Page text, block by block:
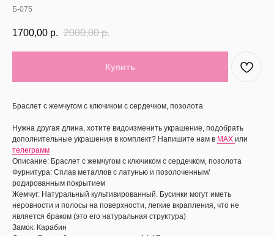
Б-075
1700,00 р. 2000,00 р.
Купить
Браслет с жемчугом с ключиком с сердечком, позолота
Нужна другая длина, хотите видоизменить украшение, подобрать
дополнительные украшения в комплект? Напишите нам в MAX или
телеграмм
Описание: Браслет с жемчугом с ключиком с сердечком, позолота
Фурнитура: Сплав металлов с латунью и позолоченным/
родированным покрытием
Жемчуг: Натуральный культивированный. Бусинки могут иметь
неровности и полосы на поверхности, легкие вкрапления, что не
является браком (это его натуральная структура)
Замок: Карабин